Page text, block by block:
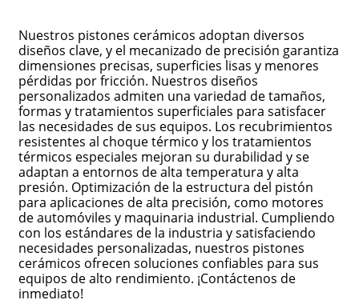
Nuestros pistones cerámicos adoptan diversos
diseños clave, y el mecanizado de precisión garantiza
dimensiones precisas, superficies lisas y menores
pérdidas por fricción. Nuestros diseños
personalizados admiten una variedad de tamaños,
formas y tratamientos superficiales para satisfacer
las necesidades de sus equipos. Los recubrimientos
resistentes al choque térmico y los tratamientos
térmicos especiales mejoran su durabilidad y se
adaptan a entornos de alta temperatura y alta
presión. Optimización de la estructura del pistón
para aplicaciones de alta precisión, como motores
de automóviles y maquinaria industrial. Cumpliendo
con los estándares de la industria y satisfaciendo
necesidades personalizadas, nuestros pistones
cerámicos ofrecen soluciones confiables para sus
equipos de alto rendimiento. ¡Contáctenos de
inmediato!